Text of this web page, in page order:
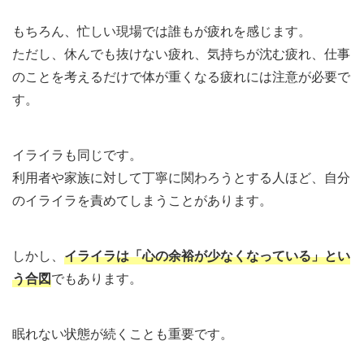
もちろん、忙しい現場では誰もが疲れを感じます。
ただし、休んでも抜けない疲れ、気持ちが沈む疲れ、仕事
のことを考えるだけで体が重くなる疲れには注意が必要で
す。
イライラも同じです。
利用者や家族に対して丁寧に関わろうとする人ほど、自分
のイライラを責めてしまうことがあります。
しかし、 イライラは「心の余裕が少なくなっている」とい
う合図でもあります。
眠れない状態が続くことも重要です。